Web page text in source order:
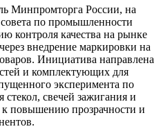
Минпромторга России, на
по промышленности
контроля качества на рынке
внедрение маркировки на
Инициатива направлена
и комплектующих для
эксперимента по
свечей зажигания и
повышению прозрачности и